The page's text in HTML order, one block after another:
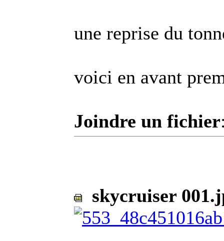
une reprise du
voici en avant
Joindre un fichier
skycruiser